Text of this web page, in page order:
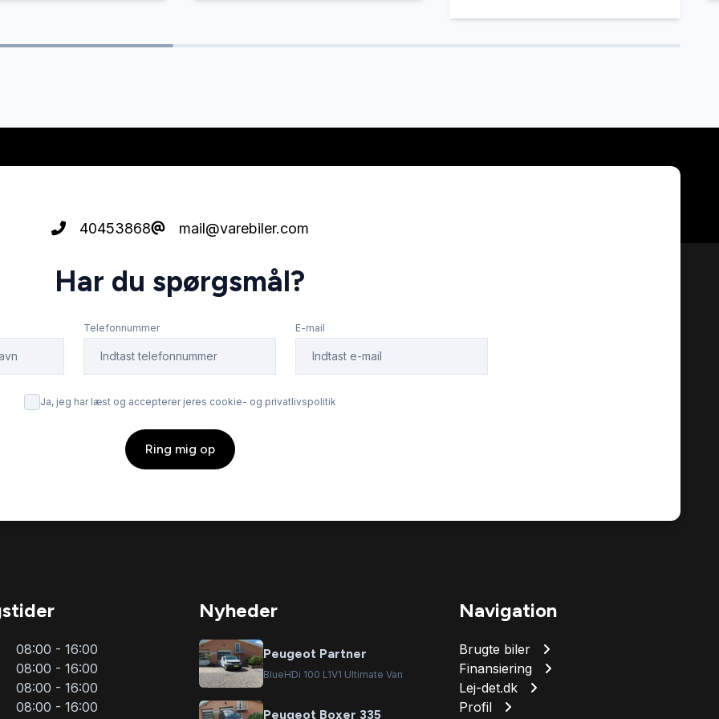
40453868 mail@varebiler.com
Har du spørgsmål?
Telefonnummer E-mail
Ja, jeg har læst og accepterer jeres cookie- og privatlivspolitik
Ring mig op
08:00 - 16:00
08:00 - 16:00
08:00 - 16:00
08:00 - 16:00
Nyheder
Peugeot Partner
BlueHDi 100 L1V1 Ultimate Van
Peugeot Boxer 335
Navigation
Brugte biler
Finansiering
Lej-det.dk
Profil